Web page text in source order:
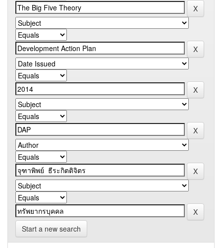
Start a new search